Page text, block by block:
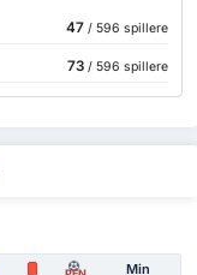
47/ 596 spillere
73/ 596 spillere
Min